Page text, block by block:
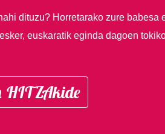
dituzu? Horretarako zure babesa
euskaratik eginda dagoen
HITZAkide